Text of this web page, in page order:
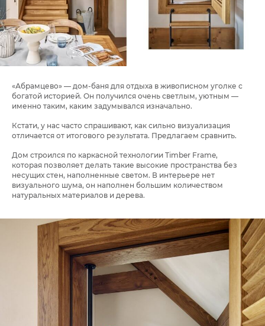
«Абрамцево» — дом-баня для отдыха в живописном уголке с
богатой историей. Он получился очень светлым, уютным —
именно таким, каким задумывался изначально.
Кстати, у нас часто спрашивают, как сильно визуализация
отличается от итогового результата. Предлагаем сравнить.
Дом строился по каркасной технологии Timber Frame,
которая позволяет делать такие высокие пространства без
несущих стен, наполненные светом. В интерьере нет
визуального шума, он наполнен большим количеством
натуральных материалов и дерева.